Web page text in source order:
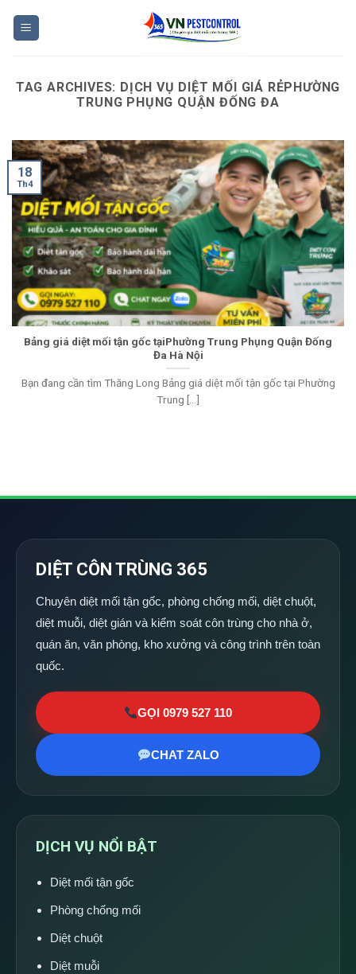
TAG ARCHIVES: DỊCH VỤ DIỆT MỐI GIÁ RẺPHƯỜNG
TRUNG PHỤNG QUẬN ĐỐNG ĐA
Bảng giá diệt mối tận gốc tạiPhường Trung Phụng Quận Đống
Đa Hà Nội
Bạn đang cần tìm Thăng Long Bảng giá diệt mối tận gốc tại Phường
Trung [...]
18
Th4
DIỆT CÔN TRÙNG 365
Chuyên diệt mối tận gốc, phòng chống mối, diệt chuột,
diệt muỗi, diệt gián và kiểm soát côn trùng cho nhà ở,
quán ăn, văn phòng, kho xưởng và công trình trên toàn
quốc.
GỌI 0979 527 110
CHAT ZALO
DỊCH VỤ NỔI BẬT
Diệt mối tận gốc
Phòng chống mối
Diệt chuột
Diệt muỗi